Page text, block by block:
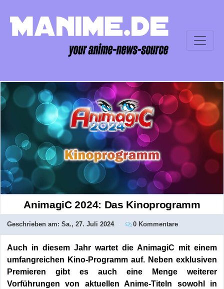
AnimagiC 2024: Das Kinoprogramm
Geschrieben am: Sa., 27. Juli 2024 0 Kommentare
Auch in diesem Jahr wartet die AnimagiC mit einem
umfangreichen Kino-Programm auf. Neben exklusiven
Premieren gibt es auch eine Menge weiterer
Vorführungen von aktuellen Anime-Titeln sowohl in